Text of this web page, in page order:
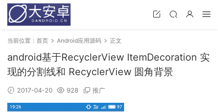
当前位置： 首页 Android应用源码 正文
android基于RecyclerView ItemDecoration 实
现的分割线和 RecyclerView 圆角背景
2017-04-20 928 推广